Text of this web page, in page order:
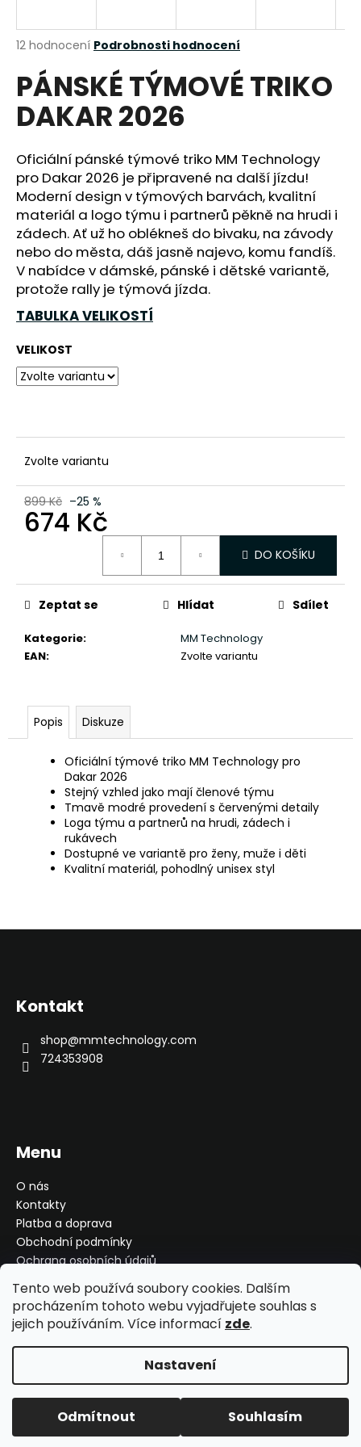
Tento web používá soubory cookies. Dalším
procházením tohoto webu vyjadřujete souhlas s
jejich používáním. Více informací zde.
Nastavení
Odmítnout Souhlasím
Průměrné
produktu
je
4,4
hvězdiček.
12 hodnocení Podrobnosti hodnocení
PÁNSKÉ TÝMOVÉ TRIKO
DAKAR 2026
Oficiální pánské týmové triko MM Technology
pro Dakar 2026 je připravené na další jízdu!
Moderní design v týmových barvách, kvalitní
materiál a logo týmu i partnerů pěkně na hrudi i
zádech. Ať už ho oblékneš do bivaku, na závody
nebo do města, dáš jasně najevo, komu fandíš.
V nabídce v dámské, pánské i dětské variantě,
protože rally je týmová jízda.
TABULKA VELIKOSTÍ
VELIKOST
Zvolte variantu
899 Kč –25 %
674 Kč
DO KOŠÍKU
Kategorie:
MM Technology
EAN: Zvolte variantu
Zeptat se Hlídat Sdílet
Popis Diskuze
Oficiální týmové triko MM Technology pro
Dakar 2026
Stejný vzhled jako mají členové týmu
Tmavě modré provedení s červenými detaily
Loga týmu a partnerů na hrudi, zádech i
rukávech
Dostupné ve variantě pro ženy, muže i děti
Kvalitní materiál, pohodlný unisex styl
j
t
?
HLEDAT
D
o
p
o
r
u
č
u
m
e
Kontakt
shop@mmtechnology.com
724353908
Menu
O nás
Kontakty
Platba a doprava
Obchodní podmínky
Ochrana osobních údajů
Reklamace, výměna, vrácení
Moje objednávka
Copyright 2026MMT Shop. Všechna práva vyhrazena.
Upravit nastavení cookies